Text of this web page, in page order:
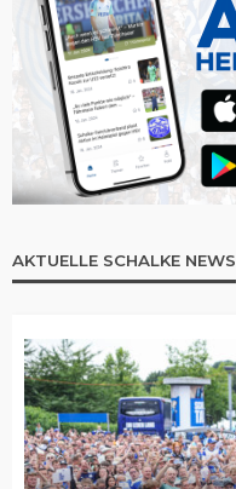
AKTUELLE SCHALKE NEWS